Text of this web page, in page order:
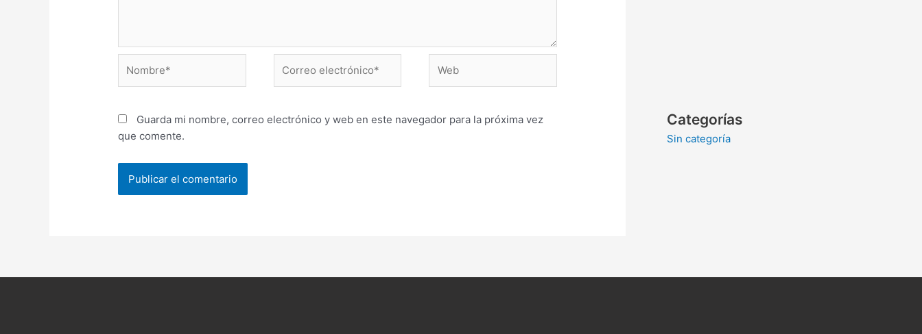
electrónico*
Guarda mi nombre, correo electrónico y web en este navegador para la próxima vez
que comente.
Categorías
Sin categoría